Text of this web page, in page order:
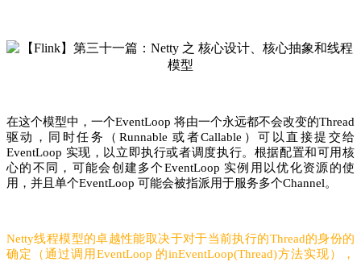
在这个模型中，一个EventLoop 将由一个永远都不会改变的Thread
驱动，同时任务（Runnable 或者Callable）可以直接提交给
EventLoop 实现，以立即执行或者调度执行。根据配置和可用核
心的不同，可能会创建多个EventLoop 实例用以优化资源的使
用，并且单个EventLoop 可能会被指派用于服务多个Channel。
Netty线程模型的卓越性能取决于对于当前执行的Thread的身份的
确定（通过调用EventLoop 的inEventLoop(Thread)方法实现），